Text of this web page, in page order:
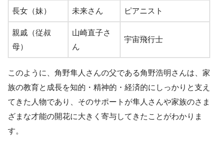
長女（妹） 未来さん ピアニスト
親戚（従叔
母）
山崎直子さ
ん
宇宙飛行士
このように、角野隼人さんの父である角野浩明さんは、家
族の教育と成長を知的・精神的・経済的にしっかりと支え
てきた人物であり、そのサポートが隼人さんや家族のさま
ざまな才能の開花に大きく寄与してきたことがわかりま
す。